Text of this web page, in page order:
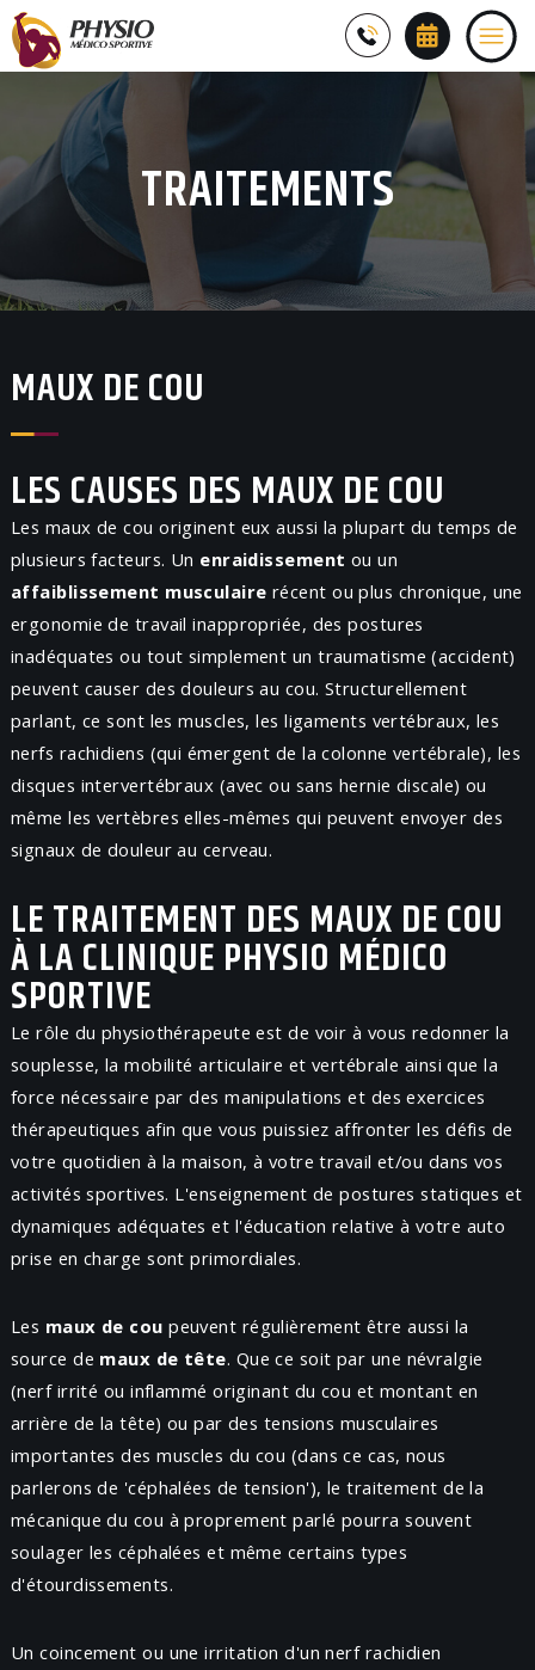
TRAITEMENTS
MAUX DE COU
LES CAUSES DES MAUX DE COU
Les maux de cou originent eux aussi la plupart du temps de
plusieurs facteurs. Un enraidissement ou un
affaiblissement musculaire récent ou plus chronique, une
ergonomie de travail inappropriée, des postures
inadéquates ou tout simplement un traumatisme (accident)
peuvent causer des douleurs au cou. Structurellement
parlant, ce sont les muscles, les ligaments vertébraux, les
nerfs rachidiens (qui émergent de la colonne vertébrale), les
disques intervertébraux (avec ou sans hernie discale) ou
même les vertèbres elles-mêmes qui peuvent envoyer des
signaux de douleur au cerveau.
LE TRAITEMENT DES MAUX DE COU
À LA CLINIQUE PHYSIO MÉDICO
SPORTIVE
Le rôle du physiothérapeute est de voir à vous redonner la
souplesse, la mobilité articulaire et vertébrale ainsi que la
force nécessaire par des manipulations et des exercices
thérapeutiques afin que vous puissiez affronter les défis de
votre quotidien à la maison, à votre travail et/ou dans vos
activités sportives. L'enseignement de postures statiques et
dynamiques adéquates et l'éducation relative à votre auto
prise en charge sont primordiales.
Les maux de cou peuvent régulièrement être aussi la
source de maux de tête. Que ce soit par une névralgie
(nerf irrité ou inflammé originant du cou et montant en
arrière de la tête) ou par des tensions musculaires
importantes des muscles du cou (dans ce cas, nous
parlerons de 'céphalées de tension'), le traitement de la
mécanique du cou à proprement parlé pourra souvent
soulager les céphalées et même certains types
d'étourdissements.
Un coincement ou une irritation d'un nerf rachidien